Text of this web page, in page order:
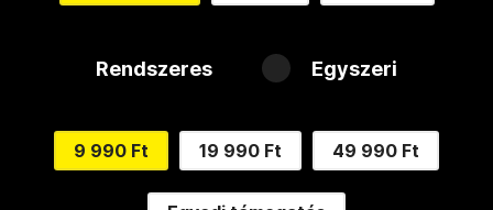
Rendszeres Egyszeri
9 990 Ft 19 990 Ft 49 990 Ft